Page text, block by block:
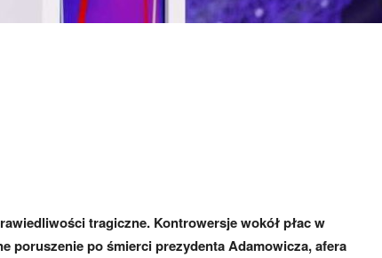
tragiczne. Kontrowersje wokół płac w
poruszenie po śmierci prezydenta Adamowicza, afera